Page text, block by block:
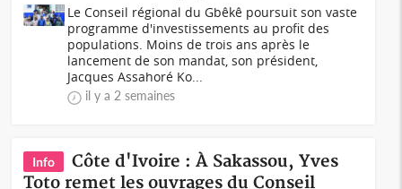
Le Conseil régional du Gbêkê poursuit son vaste
programme d'investissements au profit des
populations. Moins de trois ans après le
lancement de son mandat, son président,
Jacques Assahoré Ko...
il y a 2 semaines
Info
Côte d'Ivoire : À Sakassou, Yves
Toto remet les ouvrages du Conseil